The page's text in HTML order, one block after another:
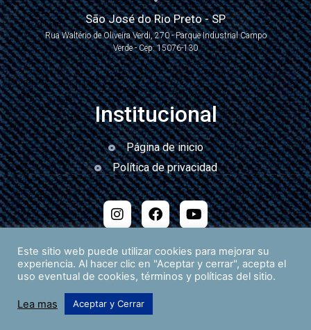
São José do Rio Preto - SP
Rua Waltério de Oliveira Verdi, 270 - Parque Industrial Campo
Verde - Cep: 15076-130
Institucional
Página de inicio
Política de privacidad
Desarrollado por
Este sitio web puede utilizar cookies para mejorar su
experiencia. Al hacer clic en "Aceptar y cerrar", acepta el
uso eventual de cookies, términos y políticas del sitio.
Lea mas Aceptar y Cerrar